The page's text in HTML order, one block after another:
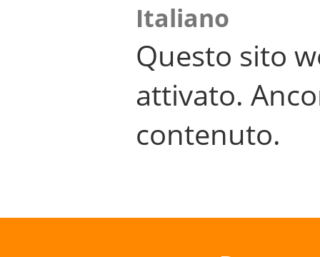
Italiano
Questo sito
attivato.
contenuto.